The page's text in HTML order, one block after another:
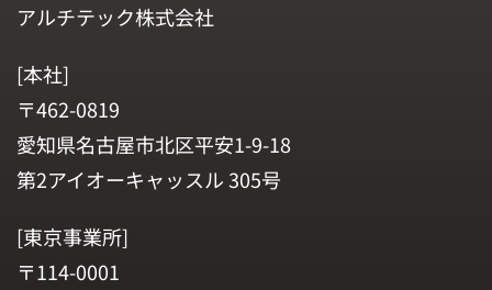
アルチテック株式会社
[本社]
〒462-0819
愛知県名古屋市北区平安1-9-18
第2アイオーキャッスル 305号
[東京事業所]
〒114-0001